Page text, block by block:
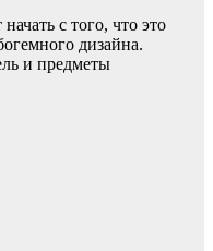
с того, что это
дизайна.
и предметы